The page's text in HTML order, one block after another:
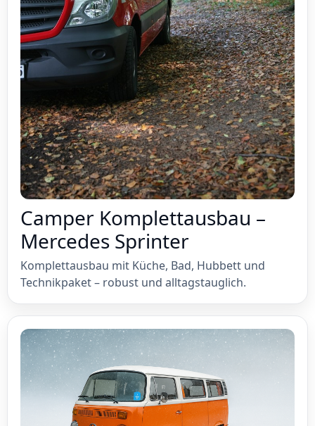
Camper Komplettausbau –
Mercedes Sprinter
Komplettausbau mit Küche, Bad, Hubbett und
Technikpaket – robust und alltagstauglich.